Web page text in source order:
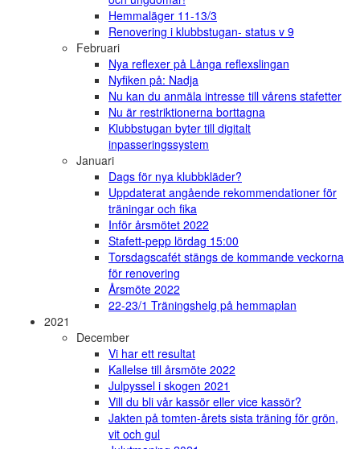
Hemmaläger 11-13/3
Renovering i klubbstugan- status v 9
Februari
Nya reflexer på Långa reflexslingan
Nyfiken på: Nadja
Nu kan du anmäla intresse till vårens stafetter
Nu är restriktionerna borttagna
Klubbstugan byter till digitalt
inpasseringssystem
Januari
Dags för nya klubbkläder?
Uppdaterat angående rekommendationer för
träningar och fika
Inför årsmötet 2022
Stafett-pepp lördag 15:00
Torsdagscafét stängs de kommande veckorna
för renovering
Årsmöte 2022
22-23/1 Träningshelg på hemmaplan
2021
December
Vi har ett resultat
Kallelse till årsmöte 2022
Julpyssel i skogen 2021
Vill du bli vår kassör eller vice kassör?
Jakten på tomten-årets sista träning för grön,
vit och gul